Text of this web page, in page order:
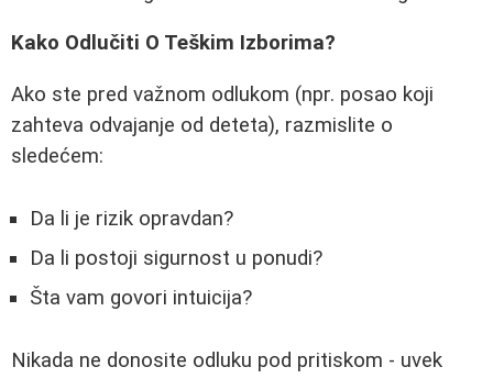
Kako Odlučiti O Teškim Izborima?
Ako ste pred važnom odlukom (npr. posao koji
zahteva odvajanje od deteta), razmislite o
sledećem:
Da li je rizik opravdan?
Da li postoji sigurnost u ponudi?
Šta vam govori intuicija?
Nikada ne donosite odluku pod pritiskom - uvek